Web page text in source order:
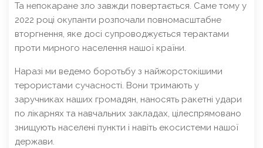
Та непокаране зло завжди повертається. Саме тому у
2022 році окупанти розпочали повномасштабне
вторгнення, яке досі супроводжується терактами
проти мирного населення нашої країни.
Наразі ми ведемо боротьбу з найжорстокішими
терористами сучасності. Вони тримають у
заручниках наших громадян, наносять ракетні удари
по лікарнях та навчальних закладах, цілеспрямовано
знищують населені пункти і навіть екосистеми нашої
держави.